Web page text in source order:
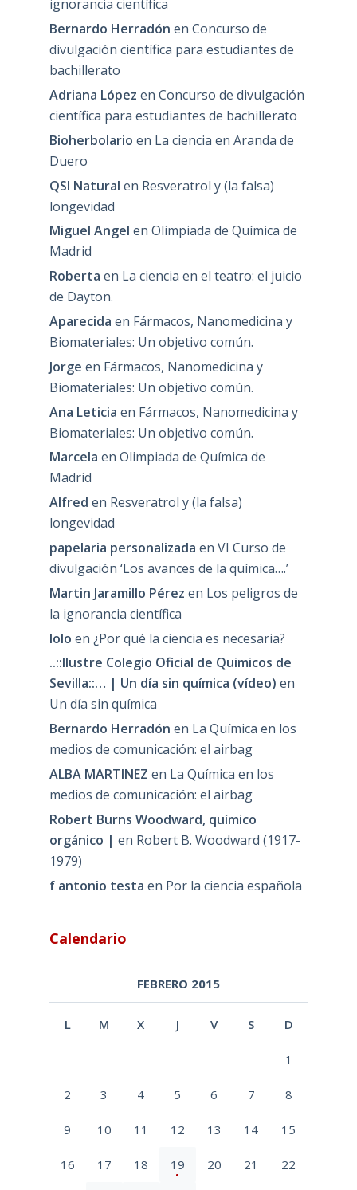
ignorancia científica
Bernardo Herradón en Concurso de
divulgación científica para estudiantes de
bachillerato
Adriana López en Concurso de divulgación
científica para estudiantes de bachillerato
Bioherbolario en La ciencia en Aranda de
Duero
QSI Natural en Resveratrol y (la falsa)
longevidad
Miguel Angel en Olimpiada de Química de
Madrid
Roberta en La ciencia en el teatro: el juicio
de Dayton.
Aparecida en Fármacos, Nanomedicina y
Biomateriales: Un objetivo común.
Jorge en Fármacos, Nanomedicina y
Biomateriales: Un objetivo común.
Ana Leticia en Fármacos, Nanomedicina y
Biomateriales: Un objetivo común.
Marcela en Olimpiada de Química de
Madrid
Alfred en Resveratrol y (la falsa)
longevidad
papelaria personalizada en VI Curso de
divulgación ‘Los avances de la química….’
Martin Jaramillo Pérez en Los peligros de
la ignorancia científica
lolo en ¿Por qué la ciencia es necesaria?
..::Ilustre Colegio Oficial de Quimicos de
Sevilla::… | Un día sin química (vídeo) en
Un día sin química
Bernardo Herradón en La Química en los
medios de comunicación: el airbag
ALBA MARTINEZ en La Química en los
medios de comunicación: el airbag
Robert Burns Woodward, químico
orgánico | en Robert B. Woodward (1917-
1979)
f antonio testa en Por la ciencia española
Calendario
FEBRERO 2015
L M X J V S D
1
2 3 4 5 6 7 8
9 10 11 12 13 14 15
16 17 18 19 20 21 22